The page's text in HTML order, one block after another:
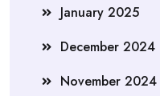
January 2025
December 2024
November 2024